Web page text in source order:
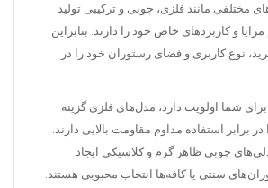
مختلفی مانند فلزی، چوبی و ترکیبی تولید
و کاربردهای خاص خود را دارند. بنابراین
نوع کاربری و فضای رستوران خود را در
شما اولویت دارد، مدل‌های فلزی گزینه
برابر استفاده مداوم مقاومت بالایی دارند.
چوبی ظاهر گرم و کلاسیکی ایجاد
سنتی یا کافه‌ها انتخاب محبوبی هستند.